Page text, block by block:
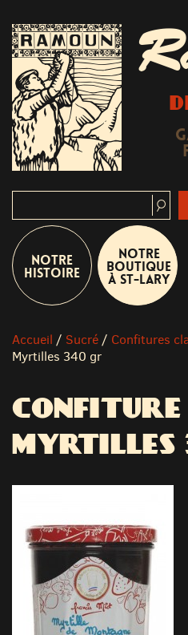
Notre
Histoire
Notre
boutique
à St-Lary
Accueil / Sucré / Confitures
Myrtilles 340 gr
CONFITURE